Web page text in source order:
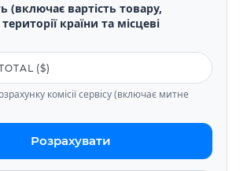
(включає вартість товару,
країни та місцеві
комісії сервісу (включає митне
Розрахувати